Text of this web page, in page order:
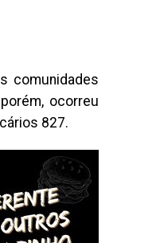
comunidades
ocorreu
827.